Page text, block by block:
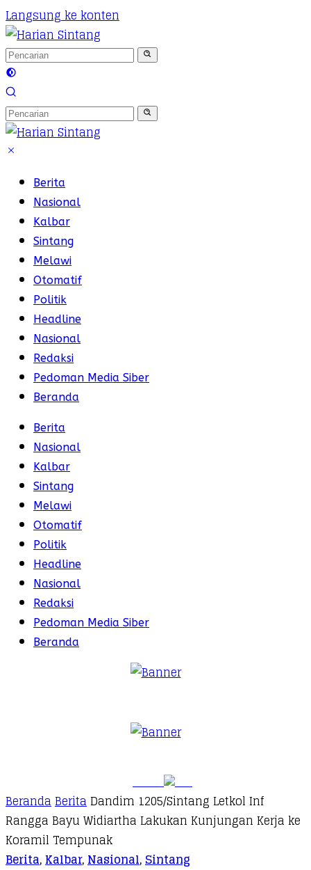
Langsung ke konten
Berita
Nasional
Kalbar
Sintang
Melawi
Otomatif
Politik
Headline
Nasional
Redaksi
Pedoman Media Siber
Beranda
Berita
Nasional
Kalbar
Sintang
Melawi
Otomatif
Politik
Headline
Nasional
Redaksi
Pedoman Media Siber
Beranda
BerandaBeritaDandim 1205/Sintang Letkol Inf
Rangga Bayu Widiartha Lakukan Kunjungan Kerja ke
Koramil Tempunak
Berita,Kalbar,Nasional,Sintang